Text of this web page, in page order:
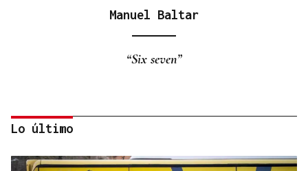
Manuel Baltar
“Six seven”
Lo último